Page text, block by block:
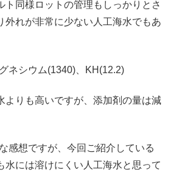
ト同様ロットの管理もしっかりとさ
外れが非常に少ない人工海水でもあ
ネシウム(1340)、KH(12.2)
よりも高いですが、添加剤の量は減
感想ですが、今回ご紹介している
水には溶けにくい人工海水と思って